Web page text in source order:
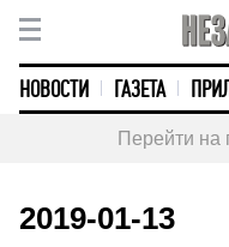
НОВОСТИ ГАЗЕТА
Перейти на
2019-01-13